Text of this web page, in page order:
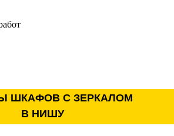
ШКАФОВ С ЗЕРКАЛОМ
В НИШУ